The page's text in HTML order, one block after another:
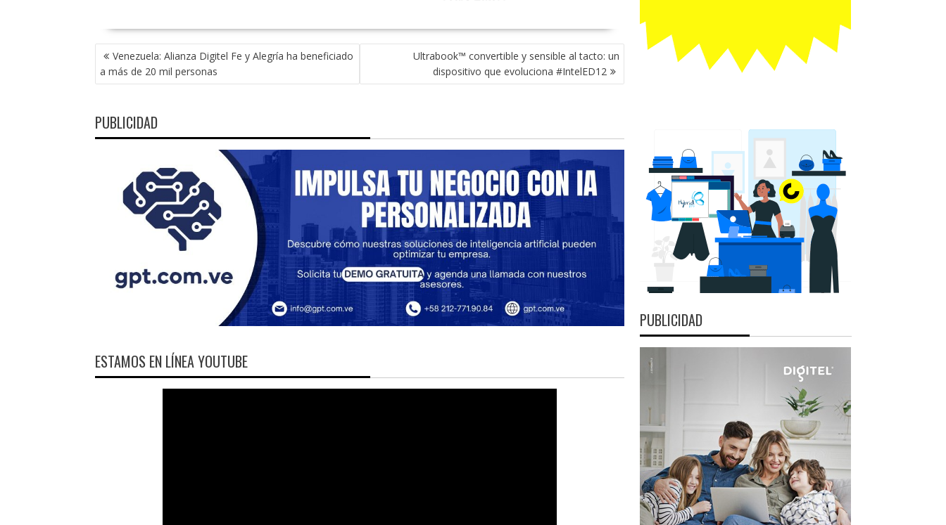
NAVEGACIÓN
DE
ENTRADAS
Venezuela: Alianza Digitel Fe y Alegría ha beneficiado
a más de 20 mil personas
Ultrabook™ convertible y sensible al tacto: un
dispositivo que evoluciona #IntelED12
PUBLICIDAD
ESTAMOS EN LÍNEA YOUTUBE
PUBLICIDAD